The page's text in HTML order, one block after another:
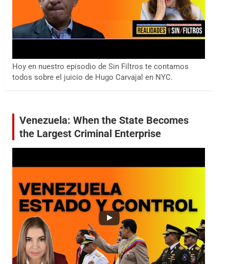
Hoy en nuestro episodio de Sin Filtros te contamos
todos sobre el juicio de Hugo Carvajal en NYC.
Venezuela: When the State Becomes
the Largest Criminal Enterprise